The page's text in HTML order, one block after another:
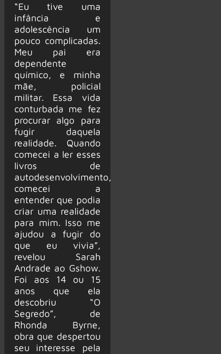
“Eu tive uma
infância e
adolescência um
pouco complicadas.
Meu pai era
dependente
químico, e minha
mãe, policial
militar. Essa vida
conturbada me fez
procurar algo para
fugir daquela
realidade. Quando
comecei a ler esses
livros de
autodesenvolvimento,
comecei a
entender que podia
criar uma realidade
para mim. Isso me
ajudou a fugir do
que eu vivia”,
revelou Sarah
Andrade ao Gshow.
Foi aos 14 ou 15
anos que ela
descobriu “O
Segredo”, de
Rhonda Byrne,
obra que despertou
seu interesse pela